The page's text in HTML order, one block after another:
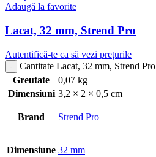
Adaugă la favorite
Lacat, 32 mm, Strend Pro
Autentifică-te ca să vezi prețurile
Cantitate Lacat, 32 mm, Strend Pro
Greutate
0,07 kg
Dimensiuni 3,2 × 2 × 0,5 cm
Brand Strend Pro
Dimensiune 32 mm